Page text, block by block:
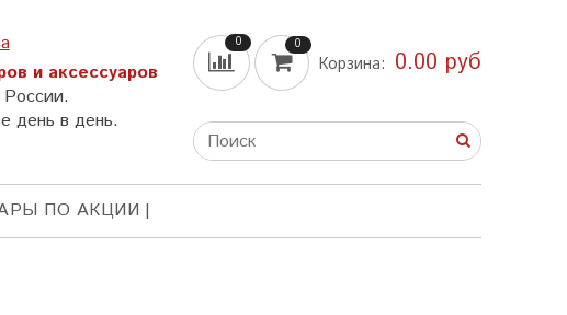
и аксессуаров
день в день.
0 0
Корзина: 0.00 руб
ПО АКЦИИ